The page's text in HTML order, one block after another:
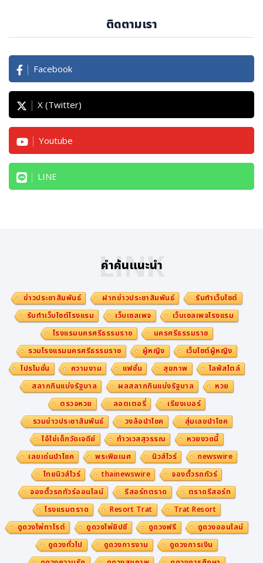
ติดตามเรา
Facebook
X (Twitter)
Youtube
LINE
คำค้นแนะนำ
LINK
ข่าวประชาสัมพันธ์ ฝากข่าวประชาสัมพันธ์
รับทำเว็บไซต์
รับทำเว็บไซต์โรงแรม
เว็บเซลเพจ
เว็บเซลเพจโรงแรม
โรงแรมนครศรีธรรมราช
นครศรีธรรมราช
รวมโรงแรมนครศรีธรรมราช
ผู้หญิง
เว็บไซต์ผู้หญิง
โปรโมชั่น
ความงาม แฟชั่น สุขภาพ
ไลฟ์สไตล์
สลากกินแบ่งรัฐบาล
ผลสลากกินแบ่งรัฐบาล
หวย
ตรวจหวย
ลอตเตอรี่
เรียงเบอร์
รวมข่าวประชาสัมพันธ์
วงล้อนำโชค
สุ่มเลขนำโชค
ไอ้ไข่เด็กวัดเจดีย์
ท้าวเวสสุวรรณ
หวยงวดนี้
เลขเด่นนำโชค
พระพิฆเนศ นิวส์ไวร์
newswire
ไทยนิวส์ไวร์
thainewswire
จองตั๋วรถทัวร์
จองตั๋วรถทัวร์ออนไลน์
รีสอร์ทตราด
ตราดรีสอร์ท
โรงแรมตราด
Resort Trat
Trat Resort
ดูดวงไพ่ทาโรต์
ดูดวงไพ่ยิปซี ดูดวงฟรี
ดูดวงออนไลน์
ดูดวงทั่วไป
ดูดวงการงาน
ดูดวงการเงิน